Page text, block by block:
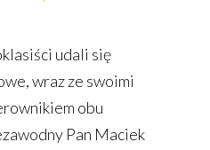
udali się
wraz ze swoimi
obu
Pan Maciek